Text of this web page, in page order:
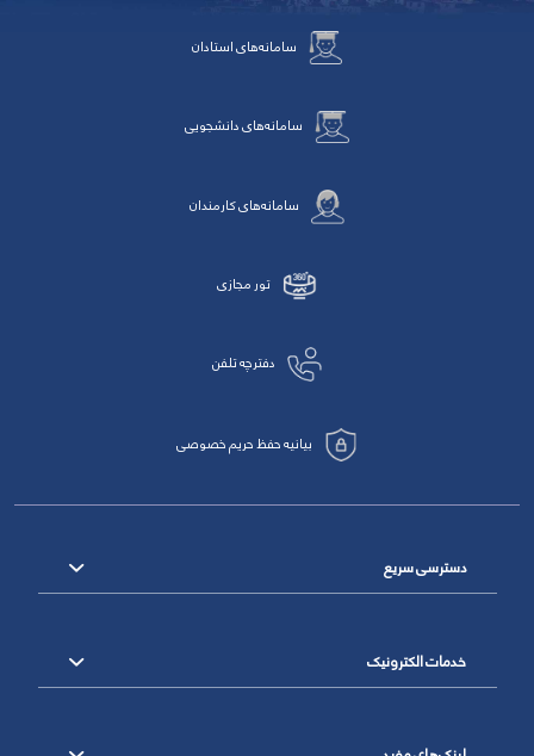
سامانه‌های استادان
سامانه‌های دانشجویی
سامانه‌های کارمندان
تور مجازی
دفترچه تلفن
بیانیه حفظ حریم خصوصی
دسترسی سریع
خدمات الکترونیک